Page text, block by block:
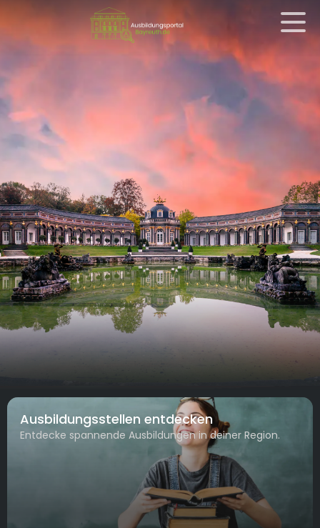
Ausbildungsstellen entdecken
Entdecke spannende Ausbildungen in deiner Region.